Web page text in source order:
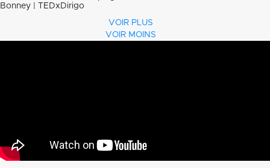
Bonney | TEDxDirigo
VOIR PLUS
VOIR MOINS